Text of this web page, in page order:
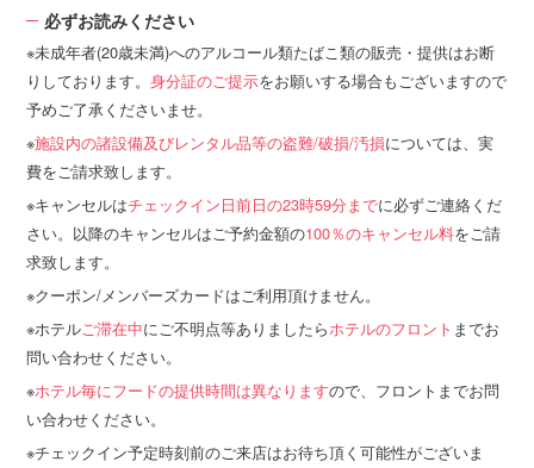
必ずお読みください
未成年者(20歳未満)へのアルコール類たばこ類の販売・提供はお断
りしております。身分証のご提示をお願いする場合もございますので
予めご了承くださいませ。
施設内の諸設備及びレンタル品等の盗難/破損/汚損については、実
費をご請求致します。
キャンセルはチェックイン日前日の23時59分までに必ずご連絡くだ
さい。以降のキャンセルはご予約金額の100％のキャンセル料をご請
求致します。
クーポン/メンバーズカードはご利用頂けません。
ホテルご滞在中にご不明点等ありましたらホテルのフロント までお
問い合わせください。
ホテル毎にフードの提供時間は異なりますので、フロントまでお問
い合わせください。
チェックイン予定時刻前のご来店はお待ち頂く可能性がございま